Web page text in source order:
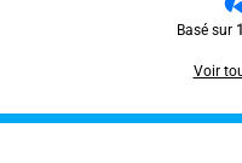
Basé sur
Voir